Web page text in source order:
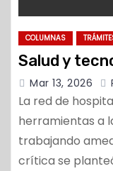
COLUMNAS
Salud y
Mar 13, 2026
La red de
herramientas a
trabajando
crítica se